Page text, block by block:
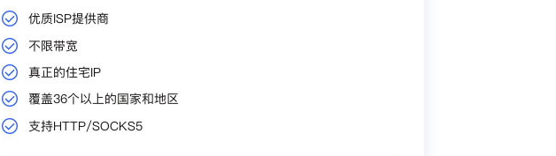
优质ISP提供商
不限带宽
真正的住宅IP
覆盖36个以上的国家和地区
支持HTTP/SOCKS5